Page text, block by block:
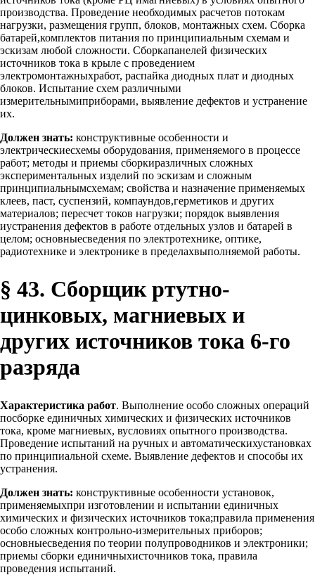
производства. Проведение необходимых расчетов потокам
нагрузки, размещения групп, блоков, монтажных схем. Сборка
батарей,комплектов питания по принципиальным схемам и
эскизам любой сложности. Сборкапанелей физических
источников тока в крыле с проведением
электромонтажныхработ, распайка диодных плат и диодных
блоков. Испытание схем различными
измерительнымиприборами, выявление дефектов и устранение
их.
Должен знать: конструктивные особенности и
электрическиесхемы оборудования, применяемого в процессе
работ; методы и приемы сборкиразличных сложных
экспериментальных изделий по эскизам и сложным
принципиальнымсхемам; свойства и назначение применяемых
клеев, паст, суспензий, компаундов,герметиков и других
материалов; пересчет токов нагрузки; порядок выявления
иустранения дефектов в работе отдельных узлов и батарей в
целом; основныесведения по электротехнике, оптике,
радиотехнике и электронике в пределахвыполняемой работы.
§ 43. Сборщик ртутно-
цинковых, магниевых и
других источников тока 6-го
разряда
Характеристика работ. Выполнение особо сложных операций
посборке единичных химических и физических источников
тока, кроме магниевых, вусловиях опытного производства.
Проведение испытаний на ручных и автоматическихустановках
по принципиальной схеме. Выявление дефектов и способы их
устранения.
Должен знать: конструктивные особенности установок,
применяемыхпри изготовлении и испытании единичных
химических и физических источников тока;правила применения
особо сложных контрольно-измерительных приборов;
основныесведения по теории полупроводников и электроники;
приемы сборки единичныхисточников тока, правила
проведения испытаний.